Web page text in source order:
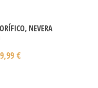
NEVERA
€